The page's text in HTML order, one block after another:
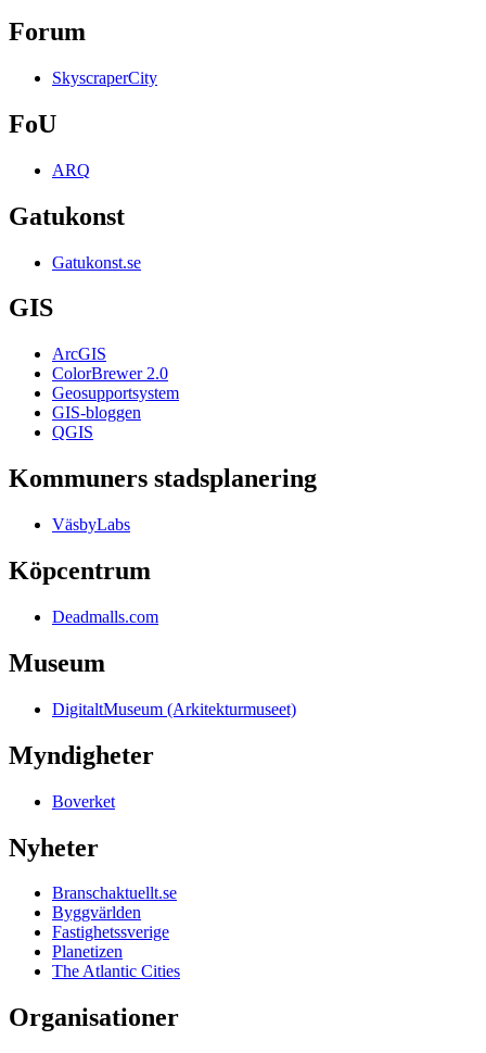
Forum
SkyscraperCity
FoU
ARQ
Gatukonst
Gatukonst.se
GIS
ArcGIS
ColorBrewer 2.0
Geosupportsystem
GIS-bloggen
QGIS
Kommuners stadsplanering
VäsbyLabs
Köpcentrum
Deadmalls.com
Museum
DigitaltMuseum (Arkitekturmuseet)
Myndigheter
Boverket
Nyheter
Branschaktuellt.se
Byggvärlden
Fastighetssverige
Planetizen
The Atlantic Cities
Organisationer